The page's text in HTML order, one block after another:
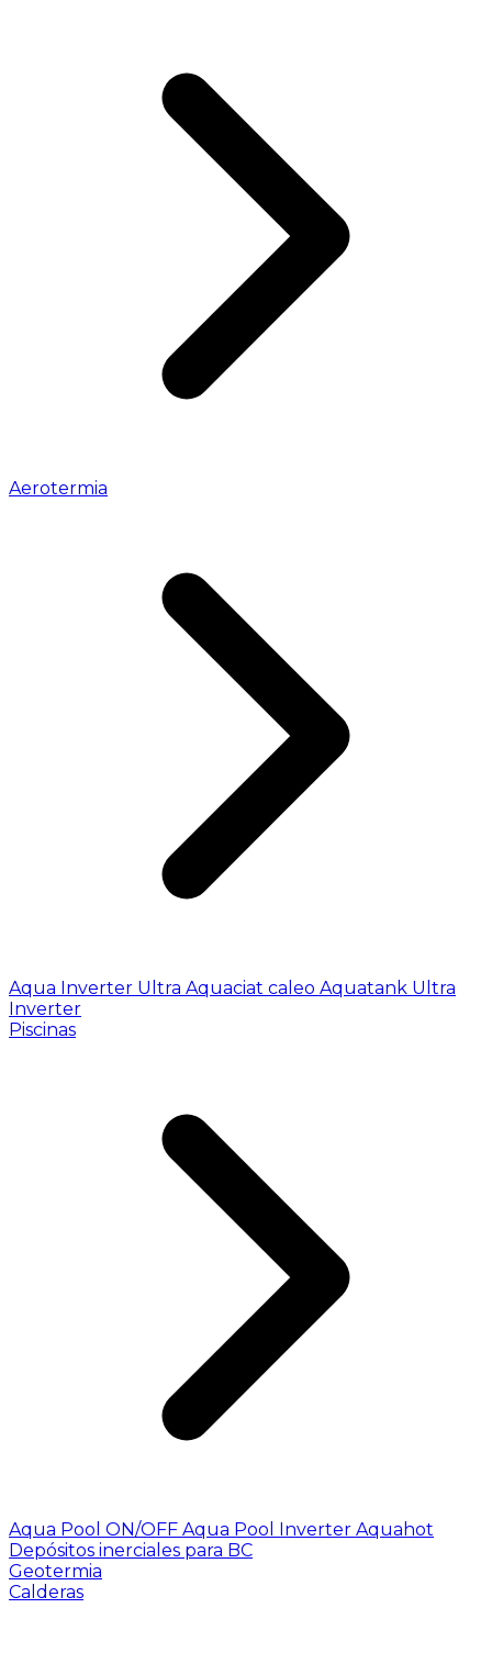
Aerotermia
Aqua Inverter Ultra Aquaciat caleo Aquatank Ultra
Inverter
Piscinas
Aqua Pool ON/OFF Aqua Pool Inverter Aquahot
Depósitos inerciales para BC
Geotermia
Calderas